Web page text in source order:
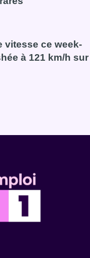
recense des
vitesse ce week-
à 121 km/h sur
de vitesse ce week-